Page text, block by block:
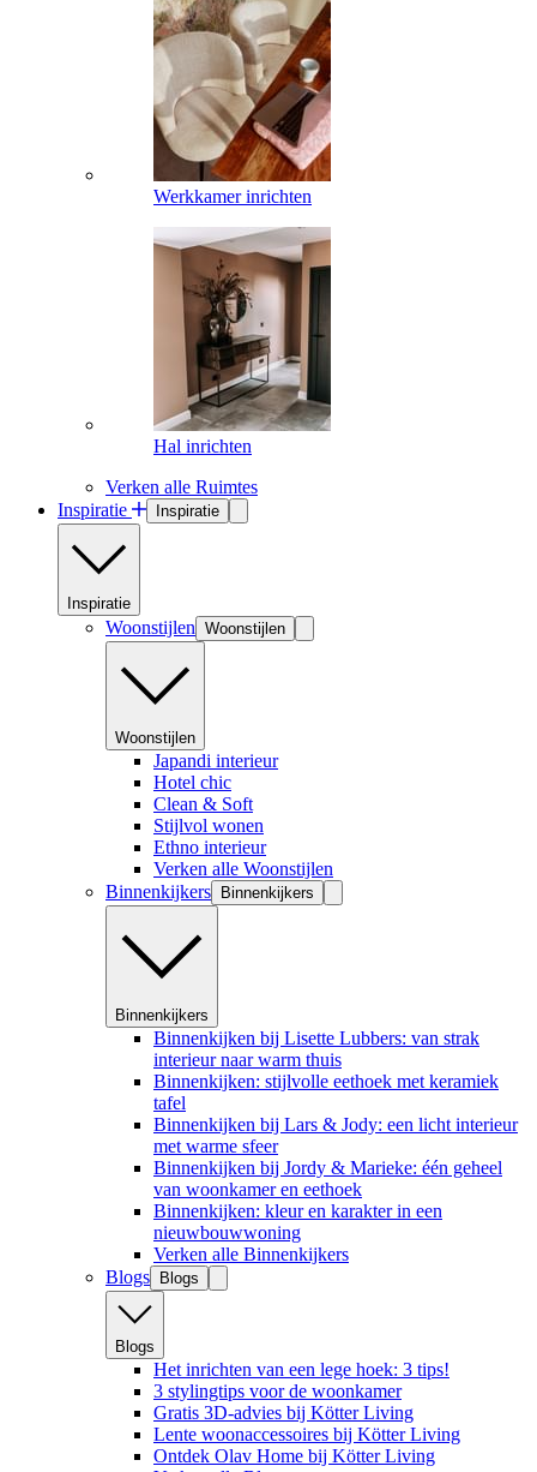
Werkkamer inrichten
Hal inrichten
Verken alle Ruimtes
Inspiratie
Inspiratie
Inspiratie
Woonstijlen Woonstijlen
Woonstijlen
Japandi interieur
Hotel chic
Clean & Soft
Stijlvol wonen
Ethno interieur
Verken alle Woonstijlen
Binnenkijkers
Binnenkijkers
Binnenkijkers
Binnenkijken bij Lisette Lubbers: van strak
interieur naar warm thuis
Binnenkijken: stijlvolle eethoek met keramiek
tafel
Binnenkijken bij Lars & Jody: een licht interieur
met warme sfeer
Binnenkijken bij Jordy & Marieke: één geheel
van woonkamer en eethoek
Binnenkijken: kleur en karakter in een
nieuwbouwwoning
Verken alle Binnenkijkers
Blogs
Blogs
Blogs
Het inrichten van een lege hoek: 3 tips!
3 stylingtips voor de woonkamer
Gratis 3D-advies bij Kötter Living
Lente woonaccessoires bij Kötter Living
Ontdek Olav Home bij Kötter Living